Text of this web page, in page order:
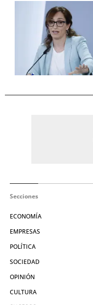
Secciones
ECONOMÍA
EMPRESAS
POLÍTICA
SOCIEDAD
OPINIÓN
CULTURA